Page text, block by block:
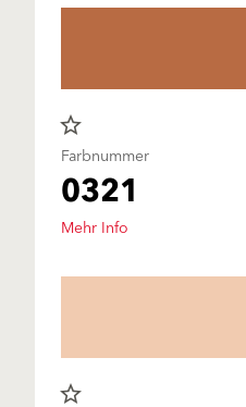
star_border
Farbnummer
0321
Mehr Info
star_border